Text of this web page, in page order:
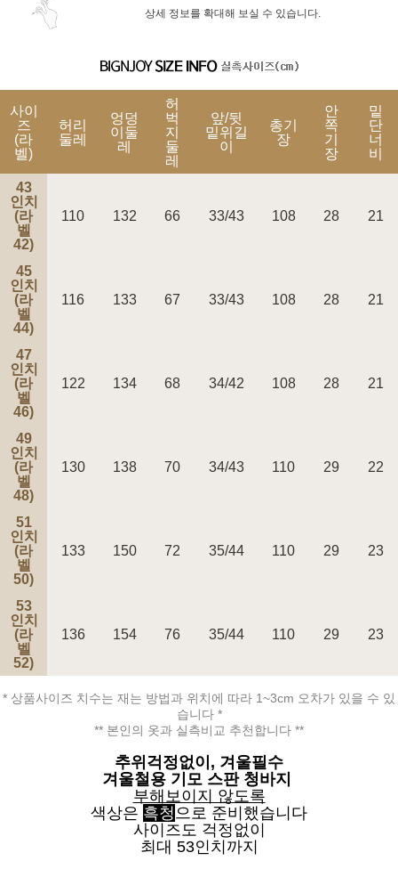
상세 정보를 확대해 보실 수 있습니다.
사이
즈
(라
벨)
허리
둘레
엉덩
이둘
레
허
벅
지
둘
레
앞/뒷
밑위길
이
총기
장
안
쪽
기
장
밑
단
너
비
43
인치
(라
벨
42)
110 132 66 33/43 108 28 21
45
인치
(라
벨
44)
116 133 67 33/43 108 28 21
47
인치
(라
벨
46)
122 134 68 34/42 108 28 21
49
인치
(라
벨
48)
130 138 70 34/43 110 29 22
51
인치
(라
벨
50)
133 150 72 35/44 110 29 23
53
인치
(라
벨
52)
136 154 76 35/44 110 29 23
* 상품사이즈 치수는 재는 방법과 위치에 따라 1~3cm 오차가 있을 수 있
습니다 *
** 본인의 옷과 실측비교 추천합니다 **
추위걱정없이, 겨울필수
겨울철용 기모 스판 청바지
부해보이지 않도록
색상은 흑청 으로 준비했습니다
사이즈도 걱정없이
최대 53인치까지